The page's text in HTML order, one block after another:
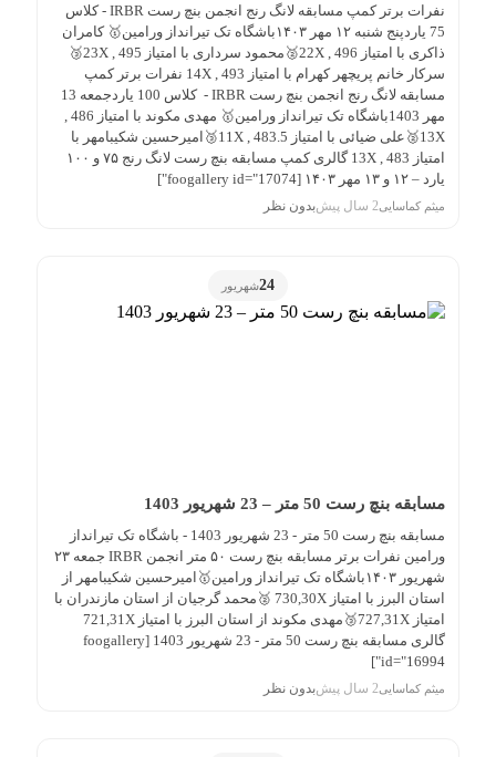
نفرات برتر کمپ مسابقه لانگ رنج انجمن بنچ رست IRBR - کلاس
75 یاردپنج شنبه ۱۲ مهر ۱۴۰۳باشگاه تک تیرانداز ورامین🥇 کامران
ذاکری با امتیاز 496 , 22X🥈محمود سرداری با امتیاز 495 , 23X🥉
سرکار خانم پریچهر کهرام با امتیاز 493 , 14X نفرات برتر کمپ
مسابقه لانگ رنج انجمن بنچ رست IRBR - کلاس 100 یاردجمعه 13
مهر 1403باشگاه تک تیرانداز ورامین🥇 مهدی مکوند با امتیاز 486 ,
13X🥈علی ضیائی با امتیاز 483.5 , 11X🥉امیرحسین شکیبامهر با
امتیاز 483 , 13X گالری کمپ مسابقه بنچ رست لانگ رنج ۷۵ و ۱۰۰
یارد – ۱۲ و ۱۳ مهر ۱۴۰۳ [foogallery id="17074"]
میثم کماسایی2 سال پیش بدون نظر
24شهریور
مسابقه بنچ رست 50 متر – 23 شهریور 1403
مسابقه بنچ رست 50 متر - 23 شهریور 1403 - باشگاه تک تیرانداز
ورامین نفرات برتر مسابقه بنچ رست ۵۰ متر انجمن IRBR جمعه ۲۳
شهریور ۱۴۰۳باشگاه تک تیرانداز ورامین🥇امیرحسین شکیبامهر از
استان البرز با امتیاز 730,30X 🥈محمد گرجیان از استان مازندران با
امتیاز 727,31X🥉مهدی مکوند از استان البرز با امتیاز 721,31X
گالری مسابقه بنچ رست 50 متر - 23 شهریور 1403 [foogallery
id="16994"]
میثم کماسایی2 سال پیش بدون نظر